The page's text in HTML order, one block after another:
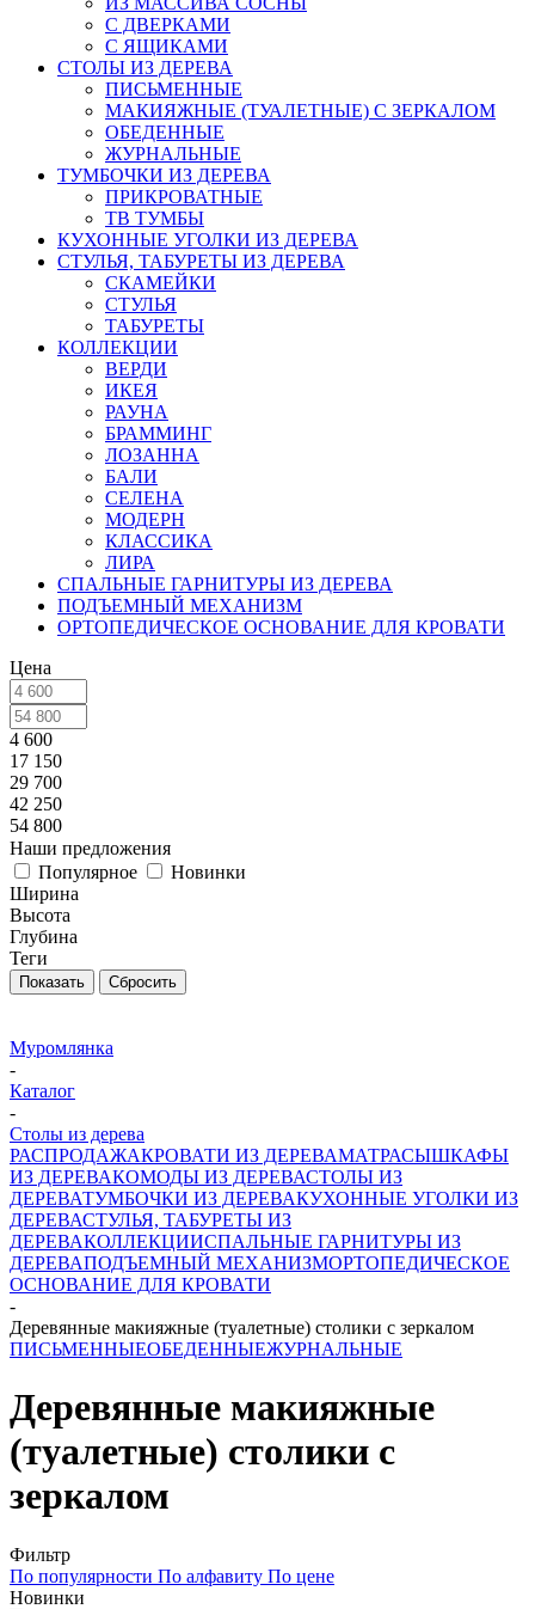
С ДВЕРКАМИ
С ЯЩИКАМИ
СТОЛЫ ИЗ ДЕРЕВА
ПИСЬМЕННЫЕ
МАКИЯЖНЫЕ (ТУАЛЕТНЫЕ) С ЗЕРКАЛОМ
ОБЕДЕННЫЕ
ЖУРНАЛЬНЫЕ
ТУМБОЧКИ ИЗ ДЕРЕВА
ПРИКРОВАТНЫЕ
ТВ ТУМБЫ
КУХОННЫЕ УГОЛКИ ИЗ ДЕРЕВА
СТУЛЬЯ, ТАБУРЕТЫ ИЗ ДЕРЕВА
СКАМЕЙКИ
СТУЛЬЯ
ТАБУРЕТЫ
КОЛЛЕКЦИИ
ВЕРДИ
ИКЕЯ
РАУНА
БРАММИНГ
ЛОЗАННА
БАЛИ
СЕЛЕНА
МОДЕРН
КЛАССИКА
ЛИРА
СПАЛЬНЫЕ ГАРНИТУРЫ ИЗ ДЕРЕВА
ПОДЪЕМНЫЙ МЕХАНИЗМ
ОРТОПЕДИЧЕСКОЕ ОСНОВАНИЕ ДЛЯ КРОВАТИ
Цена
4 600
17 150
29 700
42 250
54 800
Наши предложения
Популярное
Новинки
Ширина
Высота
Глубина
Теги
Сбросить
Муромлянка
-
Каталог
-
Столы из дерева
РАСПРОДАЖАКРОВАТИ ИЗ ДЕРЕВАМАТРАСЫШКАФЫ
ИЗ ДЕРЕВАКОМОДЫ ИЗ ДЕРЕВАСТОЛЫ ИЗ
ДЕРЕВАТУМБОЧКИ ИЗ ДЕРЕВАКУХОННЫЕ УГОЛКИ ИЗ
ДЕРЕВАСТУЛЬЯ, ТАБУРЕТЫ ИЗ
ДЕРЕВАКОЛЛЕКЦИИСПАЛЬНЫЕ ГАРНИТУРЫ ИЗ
ДЕРЕВАПОДЪЕМНЫЙ МЕХАНИЗМОРТОПЕДИЧЕСКОЕ
ОСНОВАНИЕ ДЛЯ КРОВАТИ
-
Деревянные макияжные (туалетные) столики с зеркалом
ПИСЬМЕННЫЕОБЕДЕННЫЕЖУРНАЛЬНЫЕ
Деревянные макияжные
(туалетные) столики с
зеркалом
Фильтр
По популярности По алфавиту По цене
Новинки